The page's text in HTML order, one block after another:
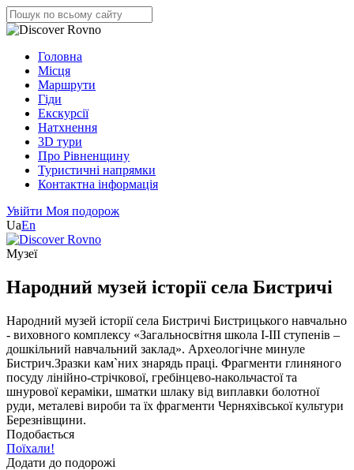
Головна
Місця
Маршрути
Гіди
Екскурсії
Натхнення
3D тури
Про Рівненщину
Туристичні напрямки
Контактна інформація
Увійти Моя подорож
UaEn
Музеї
Народний музей історії села Бистричі
Народний музей історії села Бистричі Бистрицького навчально
- виховного комплексу «Загальносвітня школа І-ІІІ ступенів –
дошкільний навчальний заклад». Археологічне минуле
Бистрич.Зразки кам`них знарядь праці. Фрагменти глиняного
посуду лінійно-стрічкової, гребінцево-накольчастої та
шнурової кераміки, шматки шлаку від виплавки болотної
руди, металеві вироби та їх фрагменти Черняхівської культури
Березнівщини.
Подобається
Поїхали!
Додати до подорожі